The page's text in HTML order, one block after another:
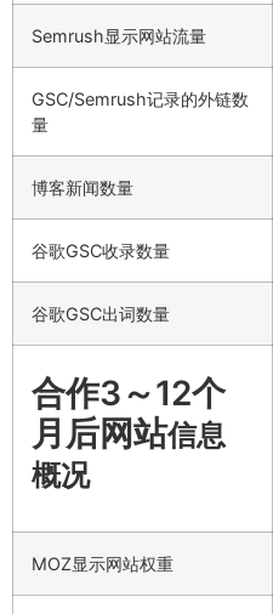
Semrush显示网站流量
GSC/Semrush记录的外链数
量
博客新闻数量
谷歌GSC收录数量
谷歌GSC出词数量
合作3～12个
月后网站信息
概况
MOZ显示网站权重